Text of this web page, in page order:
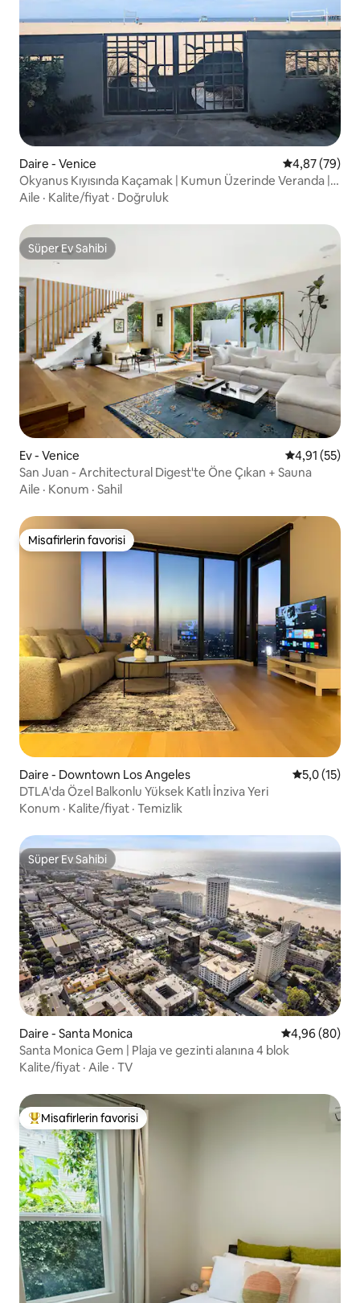
Daire - Venice 5 üzerinden
4,87 (79)
Okyanus Kıyısında Kaçamak | Kumun Üzerinde Veranda |
Otopark
Aile · Kalite/fiyat · Doğruluk
Süper Ev Sahibi
Süper Ev Sahibi
Ev - Venice 5 üzerinden
4,91 (55)
San Juan - Architectural Digest'te Öne Çıkan + Sauna
Aile · Konum · Sahil
Misafirlerin favorisi
Misafirlerin favorisi
Daire - Downtown Los Angeles 55,0 (15)
DTLA'da Özel Balkonlu Yüksek Katlı İnziva Yeri
Konum · Kalite/fiyat · Temizlik
Süper Ev Sahibi
Süper Ev Sahibi
Daire - Santa Monica 5 üzerinden
4,96 (80)
Santa Monica Gem | Plaja ve gezinti alanına 4 blok
Kalite/fiyat · Aile · TV
Misafirlerin favorilerinden en beğenilenler arasında
Misafirlerin favorisi